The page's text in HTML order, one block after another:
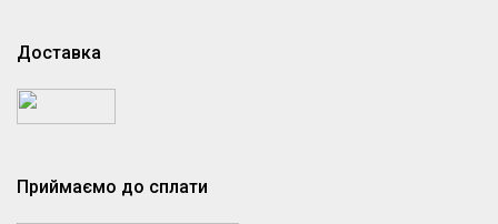
Доставка
Приймаємо до сплати